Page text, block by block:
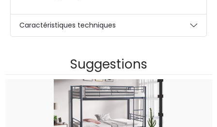
Caractéristiques techniques
Suggestions